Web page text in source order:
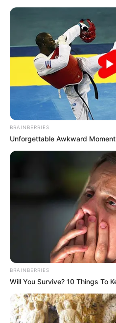
HOME
INSPIRASI
STYLE
FILM &
SERIES
NGAKAK
QUOTES
HYPE
MORE
BRAINBERRIES
Unforgettable Awkward
BRAINBERRIES
Will You Survive? 10 Things To